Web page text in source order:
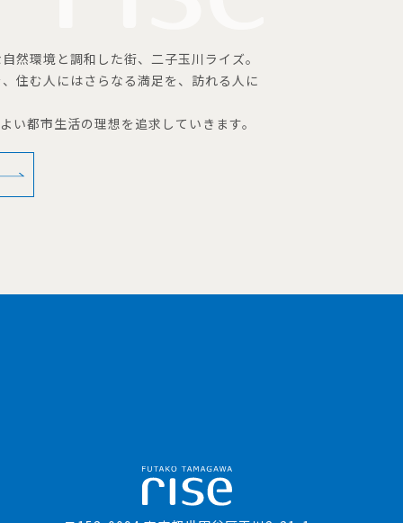
然環境と調和した街、二子玉川ライズ。
住む人にはさらなる満足を、訪れる人に
い都市生活の理想を追求していきます。